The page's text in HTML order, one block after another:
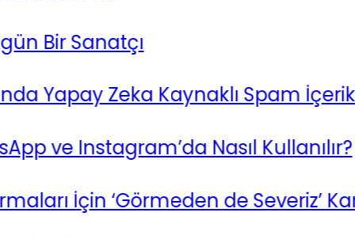
Sanatçı
Zeka Kaynaklı Spam İçerikler,
Instagram’da Nasıl Kullanılır?
İçin ‘Görmeden de Severiz’